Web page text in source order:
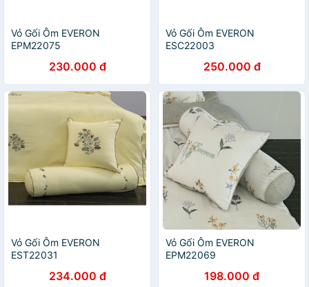
Vỏ Gối Ôm EVERON
EPM22075
230.000 đ
Vỏ Gối Ôm EVERON
ESC22003
250.000 đ
Vỏ Gối Ôm EVERON
EST22031
234.000 đ
Vỏ Gối Ôm EVERON
EPM22069
198.000 đ